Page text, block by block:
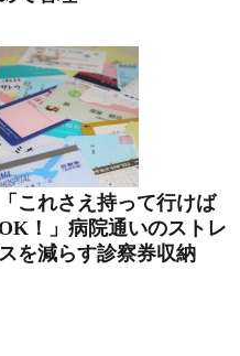
「これさえ持って行けば
OK！」病院通いのストレ
スを減らす診察券収納